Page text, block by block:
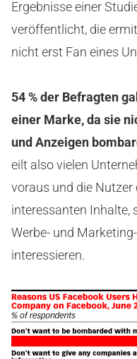
Ergebnisse einer
veröffentlicht, die
nicht erst Fan eines
54 % der Befragten
einer Marke, da sie
und Anzeigen
eilt also vielen
voraus und die
interessanten Inhalte,
Werbe- und
interessieren.